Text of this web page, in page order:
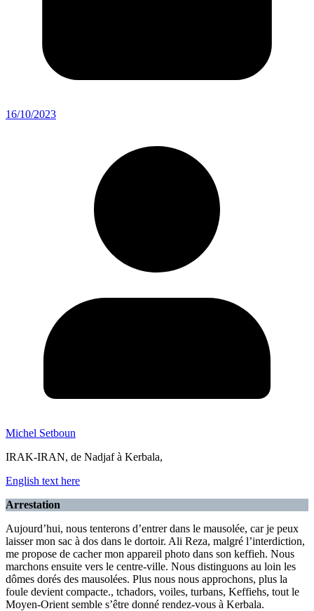
16/10/2023
Michel Setboun
IRAK-IRAN, de Nadjaf à Kerbala,
English text here
Arrestation
Aujourd’hui, nous tenterons d’entrer dans le mausolée, car je peux
laisser mon sac à dos dans le dortoir. Ali Reza, malgré l’interdiction,
me propose de cacher mon appareil photo dans son keffieh. Nous
marchons ensuite vers le centre-ville. Nous distinguons au loin les
dômes dorés des mausolées. Plus nous nous approchons, plus la
foule devient compacte., tchadors, voiles, turbans, Keffiehs, tout le
Moyen-Orient semble s’être donné rendez-vous à Kerbala.